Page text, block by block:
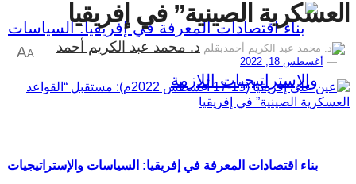
بناء اقتصادات المعرفة في إفريقيا: السياسات والإستراتيجيات
العسكرية الصينية” في إفريقيا
بقلم د. محمد عبد الكريم أحمد
أغسطس 18, 2022
A
A